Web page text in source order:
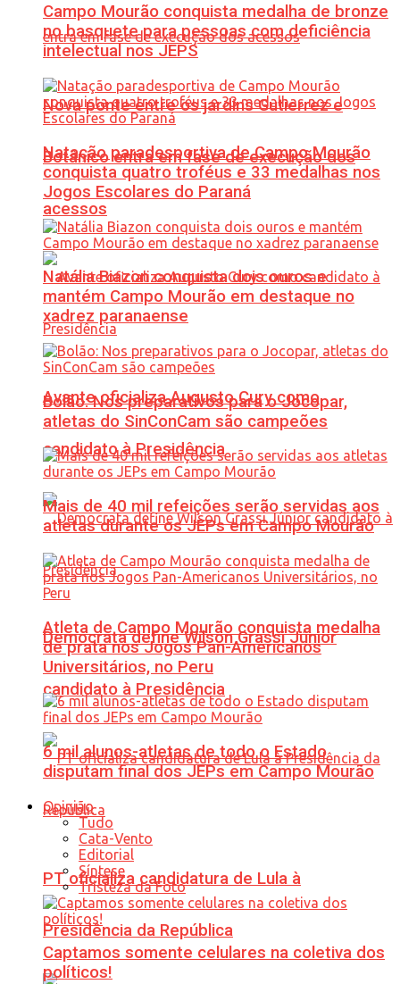
Nova ponte entre os jardins Gutierrez e
Botânico entra em fase de execução dos
acessos
Avante oficializa Augusto Cury como
candidato à Presidência
Democrata define Wilson Grassi Júnior
candidato à Presidência
PT oficializa candidatura de Lula à
Presidência da República
Campo Mourão conquista medalha de bronze
no basquete para pessoas com deficiência
intelectual nos JEPS
Natação paradesportiva de Campo Mourão
conquista quatro troféus e 33 medalhas nos
Jogos Escolares do Paraná
Natália Biazon conquista dois ouros e
mantém Campo Mourão em destaque no
xadrez paranaense
Bolão: Nos preparativos para o Jocopar,
atletas do SinConCam são campeões
Mais de 40 mil refeições serão servidas aos
atletas durante os JEPs em Campo Mourão
Atleta de Campo Mourão conquista medalha
de prata nos Jogos Pan-Americanos
Universitários, no Peru
6 mil alunos-atletas de todo o Estado
disputam final dos JEPs em Campo Mourão
Opinião
Tudo
Cata-Vento
Editorial
Síntese
Tristeza da Foto
Captamos somente celulares na coletiva dos
políticos!